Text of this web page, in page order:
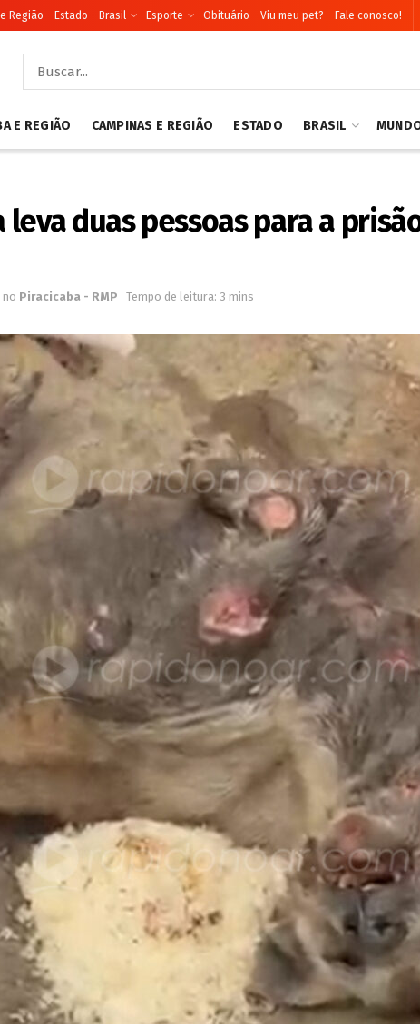
Região Estado Brasil Esporte Obituário Viu meu pet? Fale conosco!
E REGIÃO CAMPINAS E REGIÃO ESTADO BRASIL
leva duas pessoas para a
no Piracicaba - RMP Tempo de leitura: 3 mins